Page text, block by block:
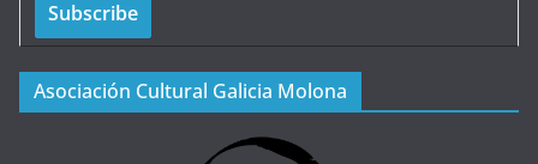
Asociación Cultural Galicia Molona